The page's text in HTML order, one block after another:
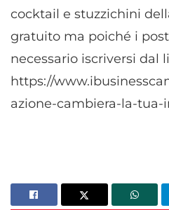
cocktail e stuzzichini
gratuito ma poiché i
necessario iscriversi dal
https://
azione-cambiera-la-tua-